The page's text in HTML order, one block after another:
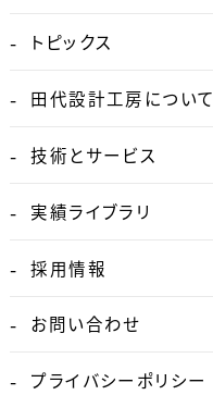
トピックス
田代設計工房について
技術とサービス
実績ライブラリ
採用情報
お問い合わせ
プライバシーポリシー